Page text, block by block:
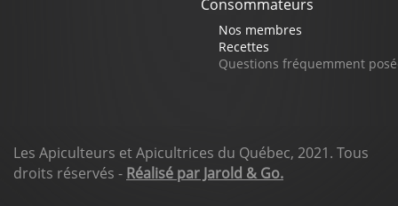
Consommateurs
Nos membres
Recettes
Questions fréquemment
Les Apiculteurs et Apicultrices du Québec, 2021. Tous
droits réservés - Réalisé par Jarold & Go.